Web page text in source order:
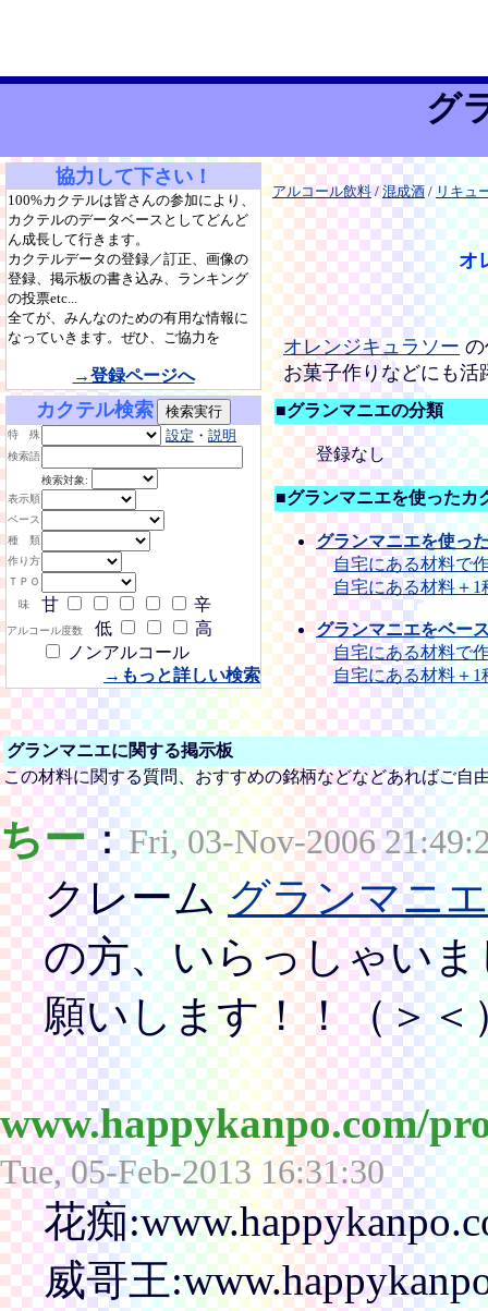
グ
協力して下さい！
100%カクテルは皆さんの参加により、
カクテルのデータベースとしてどんど
ん成長して行きます。
カクテルデータの登録／訂正、画像の
登録、掲示板の書き込み、ランキング
の投票etc...
全てが、みんなのための有用な情報に
なっていきます。ぜひ、ご協力を
→登録ページへ
カクテル検索
特 殊 設定 ・ 説明
検索語
検索対象:
表示順
ベース
種 類
作り方
ＴＰＯ
味
甘 辛
アルコール度数 低
高
ノンアルコール
→もっと詳しい検索
アルコール飲料 / 混成酒 / リキュ
オ
オレンジキュラソー
お菓子作りなどにも活
■グランマニエの分類
登録なし
■グランマニエを使ったカ
グランマニエを使っ
自宅にある材料で
自宅にある材料＋1
グランマニエをベー
自宅にある材料で
自宅にある材料＋1
グランマニエに関する掲示板
この材料に関する質問、おすすめの銘柄などなどあればご自
ちー：Fri, 03-Nov-2006
クレームグランマニエ
の方、いらっしゃい
願いします！！（＞＜
www.happykanpo.com/
Tue, 05-Feb-2013 16:31:30
花痴
威哥王